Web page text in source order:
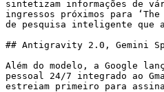
sintetizam informações de
ingressos próximos para
de pesquisa inteligente que
## Antigravity 2.0, Gemini
Além do modelo, a Google
pessoal 24/7 integrado ao
estreiam primeiro para